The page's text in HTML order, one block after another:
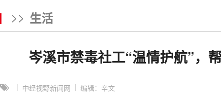
>> 生活
岑溪市禁毒社工“温情护航”，
| 中经视野新闻网 | 编辑：辛文